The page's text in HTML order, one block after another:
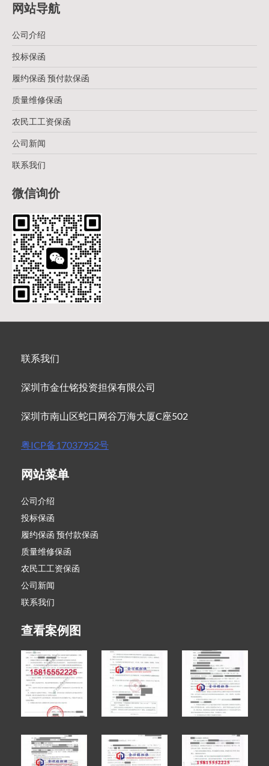
网站导航
公司介绍
投标保函
履约保函 预付款保函
质量维修保函
农民工工资保函
公司新闻
联系我们
微信询价
联系我们
深圳市金仕铭投资担保有限公司
深圳市南山区蛇口网谷万海大厦C座502
粤ICP备17037952号
网站菜单
公司介绍
投标保函
履约保函 预付款保函
质量维修保函
农民工工资保函
公司新闻
联系我们
查看案例图